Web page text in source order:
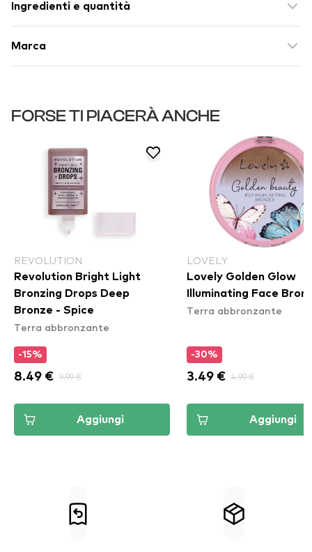
Ingredienti e quantità
Marca
FORSE TI PIACERÀ ANCHE
REVOLUTION
Revolution Bright Light
Bronzing Drops Deep
Bronze - Spice
Terra abbronzante
-15%
8.49 € 9.99 €
Aggiungi
LOVELY
Lovely Golden Glow
Illuminating Face
Terra abbronzante
-30%
3.49 € 4.99 €
Aggiungi